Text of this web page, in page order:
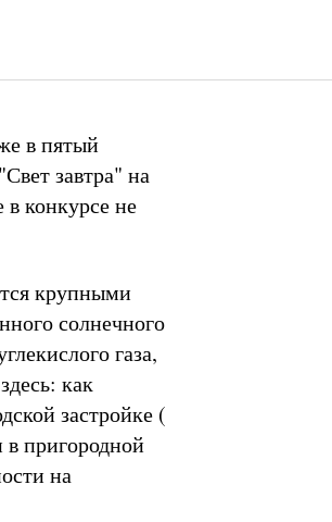
в пятый
завтра" на
конкурсе не
крупными
солнечного
газа,
как
застройке (
пригородной
на